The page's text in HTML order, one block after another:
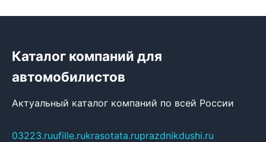
Каталог компаний для
автомобилистов
Актуальный каталог компаний по всей России
03223.ruufille.rukrasotata.ruprazdnikdushi.ru